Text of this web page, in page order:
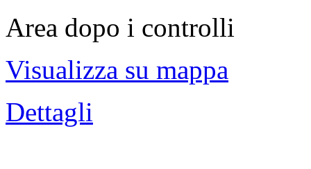
Area dopo i controlli
Visualizza su mappa
Dettagli